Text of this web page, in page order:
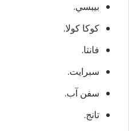
بيبسي.
كوكا كولا.
فانتا.
سبرايت.
سفن آب.
تانج.